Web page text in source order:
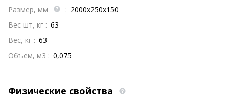
Размер, мм : 2000х250х150
Вес шт, кг : 63
Вес, кг : 63
Объем, м3 : 0,075
Физические свойства